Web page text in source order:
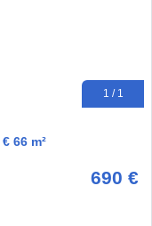
1 / 1
66 m²
690 €